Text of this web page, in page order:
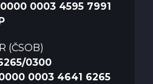
0003 4595 7991
(ČSOB)
0300
0003 4641 6265